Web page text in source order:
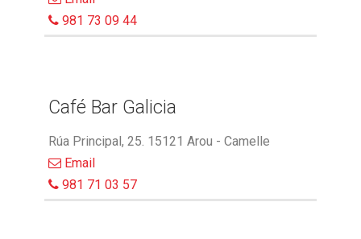
981 73 09 44
Café Bar Galicia
Rúa Principal, 25. 15121 Arou - Camelle
Email
981 71 03 57